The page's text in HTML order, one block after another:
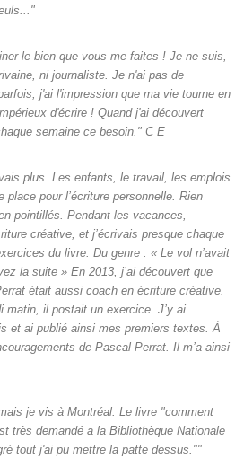
le bien que vous me faites ! Je ne suis,
ni journaliste. Je n'ai pas de
j'ai l'impression que ma vie tourne en
d'écrire ! Quand j'ai découvert
semaine ce besoin." C E
plus. Les enfants, le travail, les emplois
pour l’écriture personnelle. Rien
pointillés. Pendant les vacances,
créative, et j’écrivais presque chaque
du livre. Du genre : « Le vol n’avait
la suite » En 2013, j’ai découvert que
était aussi coach en écriture créative.
matin, il postait un exercice. J’y ai
et ai publié ainsi mes premiers textes. À
de Pascal Perrat. Il m’a ainsi
je vis à Montréal. Le livre "comment
très demandé a la Bibliothèque Nationale
tout j'ai pu mettre la patte dessus.""